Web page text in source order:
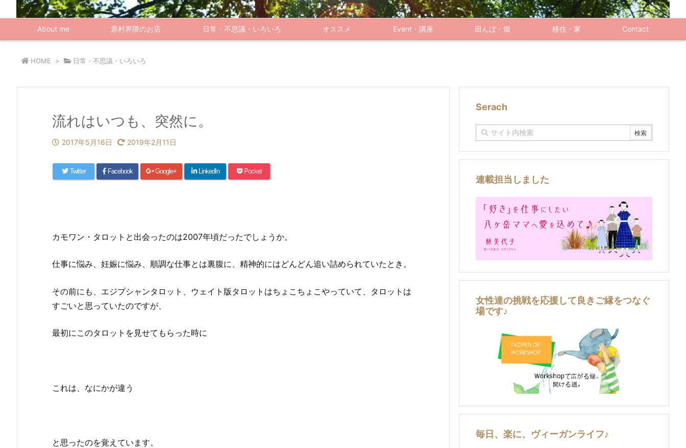
About me 原村界隈のお店 日常・不思議・いろいろ オススメ Event・講座 田んぼ・畑 移住・家 Contact
HOME > 日常・不思議・いろいろ
流れはいつも、突然に。
2017年5月16日 2019年2月11日
Twitter Facebook Google+ LinkedIn Pocket
カモワン・タロットと出会ったのは2007年頃だったでしょうか。
仕事に悩み、妊娠に悩み、順調な仕事とは裏腹に、精神的にはどんどん追い詰められていたとき。
その前にも、エジプシャンタロット、ウェイト版タロットはちょこちょこやっていて、タロットは
すごいと思っていたのですが、
最初にこのタロットを見せてもらった時に
これは、なにかが違う
と思ったのを覚えています。
Serach
連載担当しました
女性達の挑戦を応援して良きご縁をつなぐ
場です♪
毎日、楽に、ヴィーガンライフ♪